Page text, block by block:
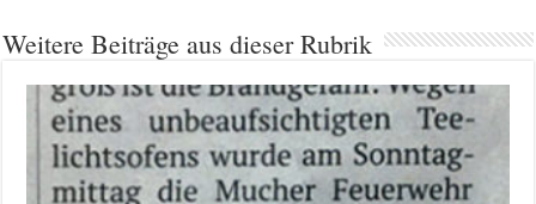
Weitere Beiträge aus dieser Rubrik